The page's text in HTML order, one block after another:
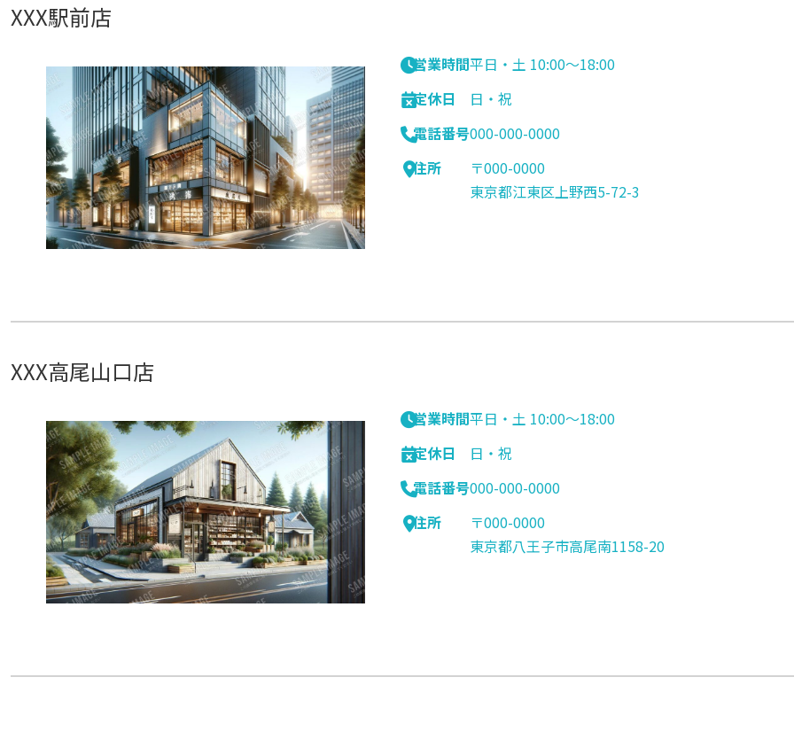
XXX駅前店
営業時間平日・土 10:00〜18:00
定休日
日・祝
電話番号000-000-0000
住所
〒000-0000
東京都江東区上野西5-72-3
XXX高尾山口店
営業時間平日・土 10:00〜18:00
定休日
日・祝
電話番号000-000-0000
住所
〒000-0000
東京都八王子市高尾南1158-20